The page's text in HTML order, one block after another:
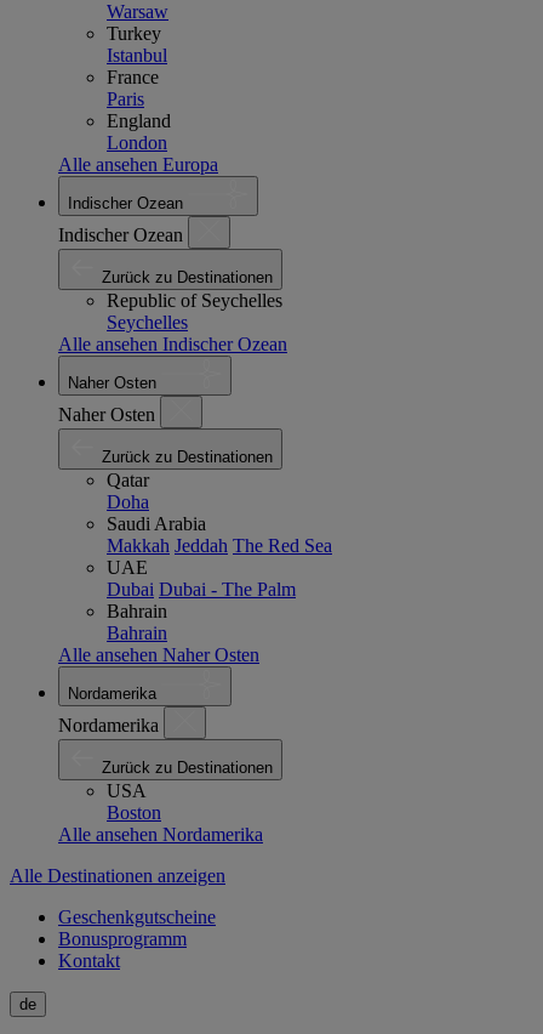
Warsaw
Turkey
Istanbul
France
Paris
England
London
Alle ansehen Europa
Indischer Ozean
Indischer Ozean
Zurück zu Destinationen
Republic of Seychelles
Seychelles
Alle ansehen Indischer Ozean
Naher Osten
Naher Osten
Zurück zu Destinationen
Qatar
Doha
Saudi Arabia
Makkah Jeddah The Red Sea
UAE
Dubai Dubai - The Palm
Bahrain
Bahrain
Alle ansehen Naher Osten
Nordamerika
Nordamerika
Zurück zu Destinationen
USA
Boston
Alle ansehen Nordamerika
Alle Destinationen anzeigen
Geschenkgutscheine
Bonusprogramm
Kontakt
de